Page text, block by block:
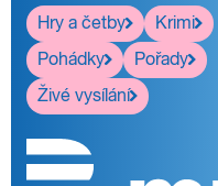
Hry a četby
Krimi
Pohádky
Pořady
Živé vysílání